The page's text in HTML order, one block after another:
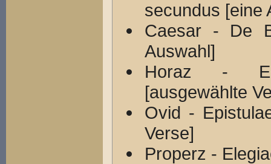
secundus [eine
Caesar - De
Auswahl]
Horaz -
[ausgewählte
Ovid -
Verse]
Properz -